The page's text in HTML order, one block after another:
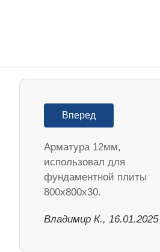
Вперед
Арматура 12мм,
использовал для
фундаментной плиты
800х800х30.
Владимир К., 16.01.2025